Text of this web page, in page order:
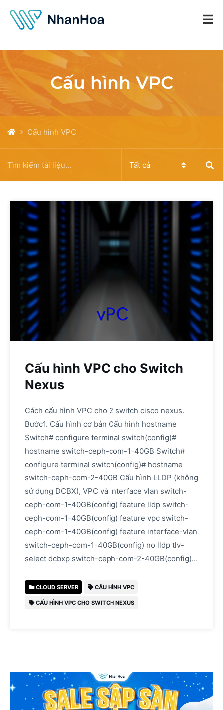
Cấu hình VPC
Cấu hình VPC
Cấu hình VPC cho Switch
Nexus
Cách cấu hình VPC cho 2 switch cisco nexus.
Bước1. Cấu hình cơ bản Cấu hình hostname
Switch# configure terminal switch(config)#
hostname switch-ceph-com-1-40GB Switch#
configure terminal switch(config)# hostname
switch-ceph-com-2-40GB Cấu hình LLDP (không
sử dụng DCBX), VPC và interface vlan switch-
ceph-com-1-40GB(config) feature lldp switch-
ceph-com-1-40GB(config) feature vpc switch-
ceph-com-1-40GB(config) feature interface-vlan
switch-ceph-com-1-40GB(config) no lldp tlv-
select dcbxp switch-ceph-com-2-40GB(config)…
CLOUD SERVER CẤU HÌNH VPC
CẤU HÌNH VPC CHO SWITCH NEXUS